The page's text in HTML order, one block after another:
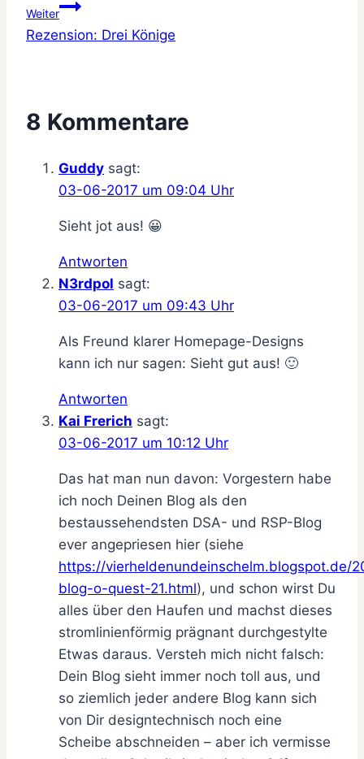
Weiter
Rezension: Drei Könige
8 Kommentare
Guddy sagt:
03-06-2017 um 09:04 Uhr
Sieht jot aus! 😀
Antworten
N3rdpol sagt:
03-06-2017 um 09:43 Uhr
Als Freund klarer Homepage-Designs
kann ich nur sagen: Sieht gut aus! 🙂
Antworten
Kai Frerich sagt:
03-06-2017 um 10:12 Uhr
Das hat man nun davon: Vorgestern habe
ich noch Deinen Blog als den
bestaussehendsten DSA- und RSP-Blog
ever angepriesen hier (siehe
https://vierheldenundeinschelm.blogspot.de/
blog-o-quest-21.html), und schon wirst Du
alles über den Haufen und machst dieses
stromlinienförmig prägnant durchgestylte
Etwas daraus. Versteh mich nicht falsch:
Dein Blog sieht immer noch toll aus, und
so ziemlich jeder andere Blog kann sich
von Dir designtechnisch noch eine
Scheibe abschneiden – aber ich vermisse